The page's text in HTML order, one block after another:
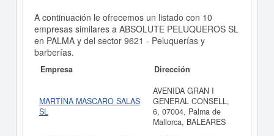
A continuación le ofrecemos un listado con 10
empresas similares a ABSOLUTE PELUQUEROS SL
en PALMA y del sector 9621 - Peluquerías y
barberías.
Empresa Dirección
MARTINA MASCARO SALAS
SL
AVENIDA GRAN I
GENERAL CONSELL,
6, 07004, Palma de
Mallorca, BALEARES